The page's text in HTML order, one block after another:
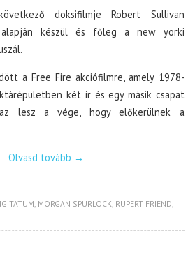
doksifilmje Robert Sullivan
készül és főleg a new yorki
a Free Fire akciófilmre, amely 1978-
két ír és egy másik csapat
lesz a vége, hogy előkerülnek a
Olvasd tovább →
TATUM MORGAN SPURLOCK RUPERT FRIEND